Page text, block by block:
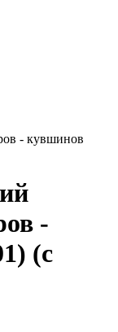
- кувшинов
-
(с